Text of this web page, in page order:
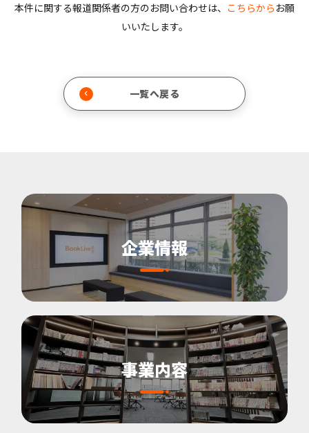
本件に関する報道関係者の方のお問い合わせは、 こちらから お願
いいたします。
一覧へ戻る
企業情報
事業内容